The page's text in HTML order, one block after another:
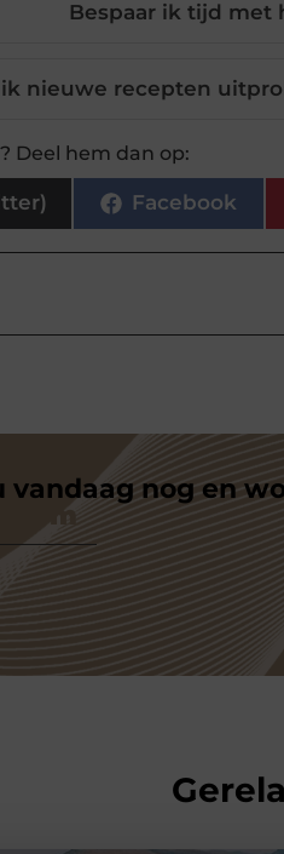
Bespaar ik tijd met
ik nieuwe recepten
Deel hem dan op:
Facebook
vandaag nog en